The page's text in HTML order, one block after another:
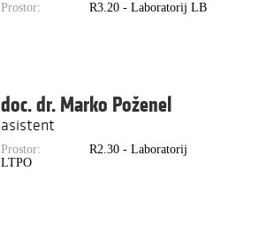
Prostor: R3.20 - Laboratorij LB
doc. dr. Marko Poženel
asistent
Prostor:
R2.30 - Laboratorij
LTPO